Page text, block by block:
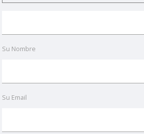
Su Nombre
Su Email